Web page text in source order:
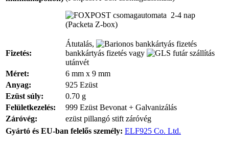
2-4 nap
(Packeta Z-box)
Fizetés:
Átutalás,
bankkártyás fizetés vagy
utánvét
Méret:
6 mm x 9 mm
Anyag:
925 Ezüst
Ezüst súly:
0.70 g
Felületkezelés:
999 Ezüst Bevonat + Galvanizálás
Záróvég:
ezüst pillangó stift záróvég
Gyártó és EU-ban felelős személy: ELF925 Co. Ltd.